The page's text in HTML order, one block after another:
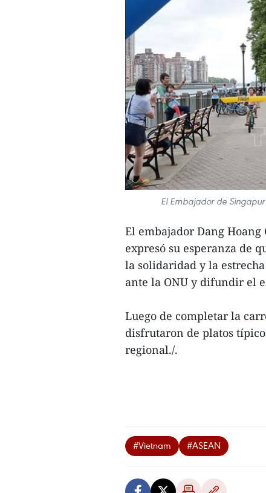
El Embajador de
El embajador Dang
expresó su esperanza de
la solidaridad y la
ante la ONU y difundir el
Luego de completar la
disfrutaron de platos
regional./.
#Vietnam #ASEAN